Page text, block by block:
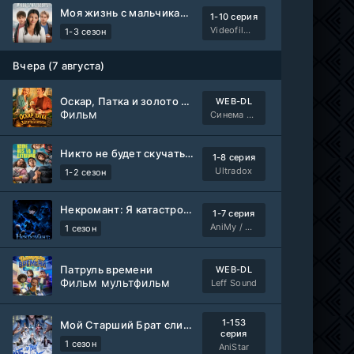
Моя жизнь с мальчиками Уолтер
1-3 сезон
1-10 серия
Videofilm Int
Вчера (7 августа)
Оскар, Патка и золото Балтики
Фильм
WEB-DL
Синема УС
Никто не будет скучать по нам
1-2 сезон
1-8 серия
Ultradox
Некромант: Я катастрофа
1 сезон
1-7 серия
AniMy / RuChiMe
Патруль времени
Фильм мультфильм
WEB-DL
Leff Sound
Мой Старший Брат слишком стабилен
1 сезон
1-153
серия
AniStar